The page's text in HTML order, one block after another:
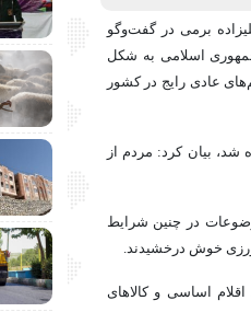
برمی در گفت‌وگو
جمهوری اسلامی به شکل
عادی رایج در کشور
دامغان افزوده شد، بیان کرد: مردم از
در چنین شرایط
خوش درخشیدند.
اساسی و کالاهای